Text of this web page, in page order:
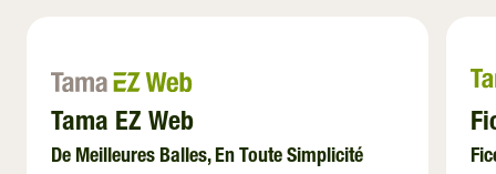
Tama EZ Web
De Meilleures Balles, En Toute Simplicité